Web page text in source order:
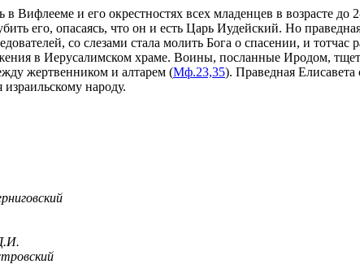
и его окрестностях всех младенцев в возрасте до
его, опасаясь, что он и есть Царь Иудейский. Но
со слезами стала молить Бога о спасении, и тотчас
в Иерусалимском храме. Воины, посланные Иродом,
жертвенником и алтарем (Мф.23,35). Праведная Елисавета
народу.